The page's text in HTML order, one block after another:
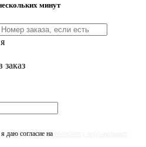
минут
заказ
даю согласие на